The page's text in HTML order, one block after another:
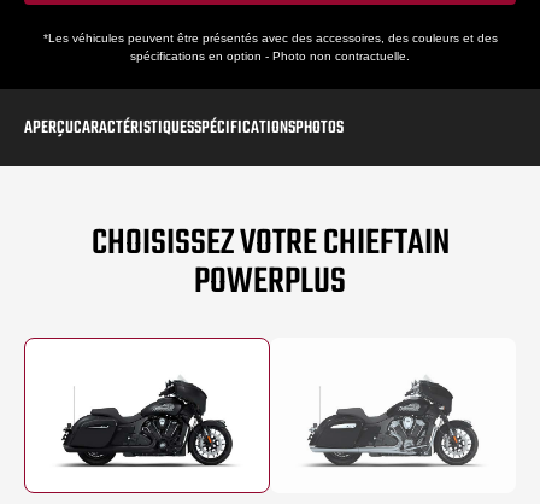
*Les véhicules peuvent être présentés avec des accessoires, des couleurs et des
spécifications en option - Photo non contractuelle.
APERÇUCARACTÉRISTIQUESSPÉCIFICATIONSPHOTOS
CHOISISSEZ VOTRE CHIEFTAIN
POWERPLUS